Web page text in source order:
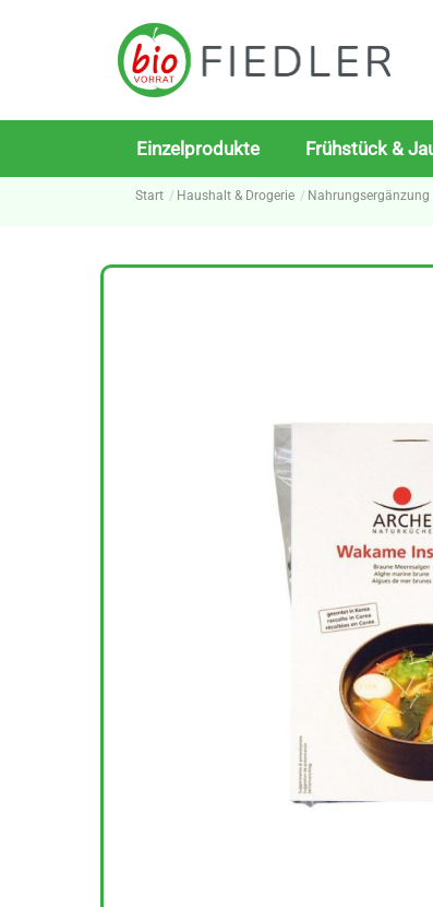
Einzelprodukte Frühstück &
Start Haushalt & Drogerie Nahrungsergänzung